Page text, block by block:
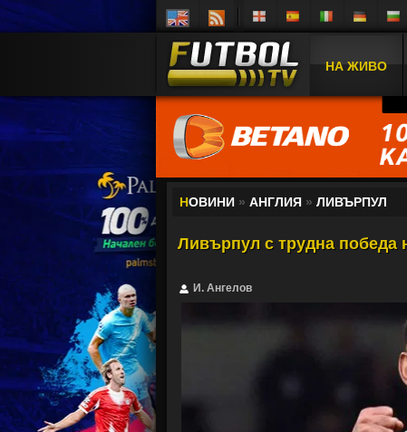
НА ЖИВО
НОВИНИ » АНГЛИЯ » ЛИВЪРПУЛ
Ливърпул с трудна победа
И. Ангелов